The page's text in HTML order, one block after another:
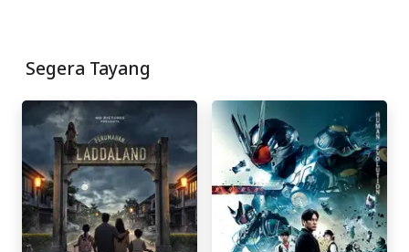
Segera Tayang